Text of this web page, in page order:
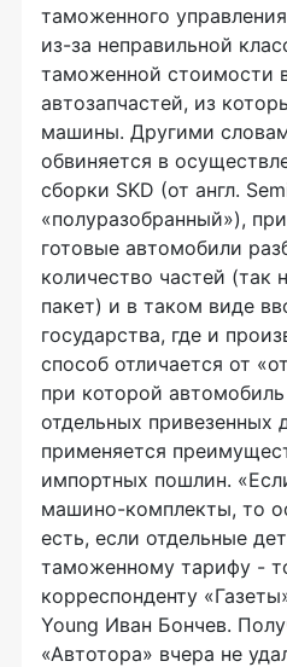
таможенного
из-за неправильной
таможенной стоимости
автозапчастей, из
машины. Другими
обвиняется в
сборки SKD (от англ.
«полуразобранный»),
готовые автомобили
количество частей
пакет) и в таком виде
государства, где и
способ отличается от
при которой
отдельных привезенных
применяется
импортных пошлин.
машино-комплекты, то
есть, если отдельные
таможенному тарифу -
корреспонденту
Young Иван Бончев.
«Автотора» вчера не